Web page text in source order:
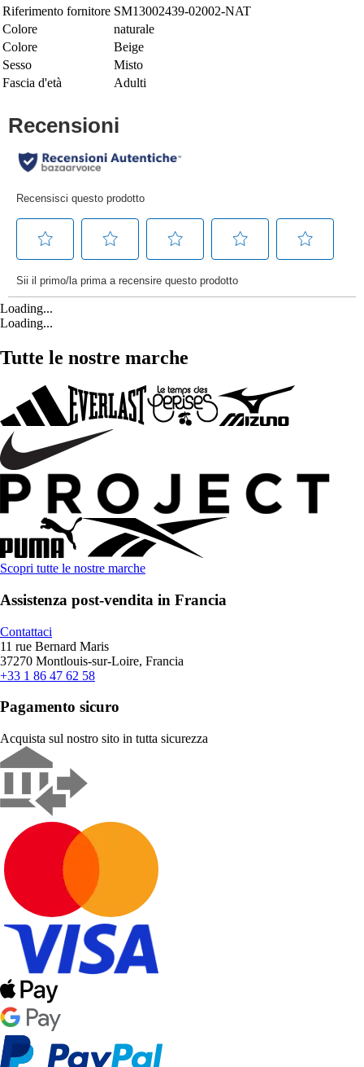
Riferimento fornitore SM13002439-02002-NAT
Colore
naturale
Colore
Beige
Sesso
Misto
Fascia d'età
Adulti
Loading...
Loading...
Tutte le nostre marche
Scopri tutte le nostre marche
Assistenza post-vendita in Francia
Contattaci
11 rue Bernard Maris
37270 Montlouis-sur-Loire, Francia
+33 1 86 47 62 58
Pagamento sicuro
Acquista sul nostro sito in tutta sicurezza